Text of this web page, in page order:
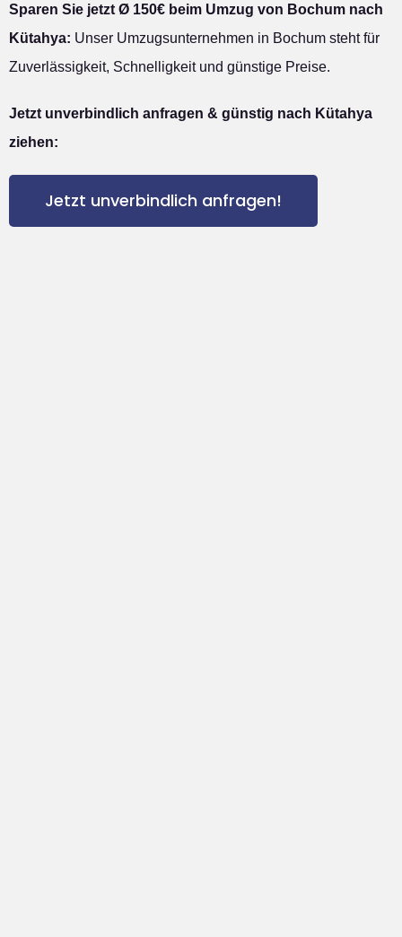
Sparen Sie jetzt Ø 150€ beim Umzug von Bochum nach
Kütahya: Unser Umzugsunternehmen in Bochum steht für
Zuverlässigkeit, Schnelligkeit und günstige Preise.
Jetzt unverbindlich anfragen & günstig nach Kütahya
ziehen:
Jetzt unverbindlich anfragen!